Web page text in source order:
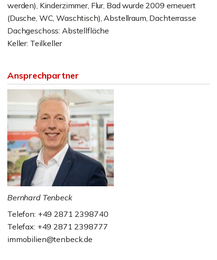
werden), Kinderzimmer, Flur, Bad wurde 2009 erneuert
(Dusche, WC, Waschtisch), Abstellraum, Dachterrasse
Dachgeschoss: Abstellfläche
Keller: Teilkeller
Ansprechpartner
Bernhard Tenbeck
Telefon: +49 2871 2398740
Telefax: +49 2871 2398777
immobilien@tenbeck.de